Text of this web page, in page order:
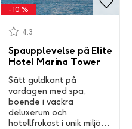
- 10 %
Spaupplevelse på Elite
Hotel Marina Tower
4.3
Sätt guldkant på
vardagen med spa,
boende i vackra
deluxerum och
hotellfrukost i unik miljö